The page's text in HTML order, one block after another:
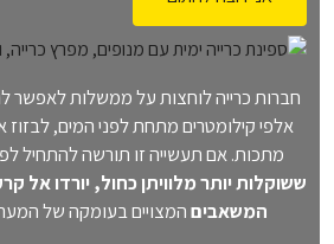
1
8
חברות כרייה לוחצות על ממשלות לאפשר
אלפי קילומטרים מתחת לפני המים, לבזוז
מתכות. אם תעשייה זו תורשה להתחיל
ששוקלות יותר מלוויתן כחול, יורדו אל
המשאביםהמצויים בעומקה של